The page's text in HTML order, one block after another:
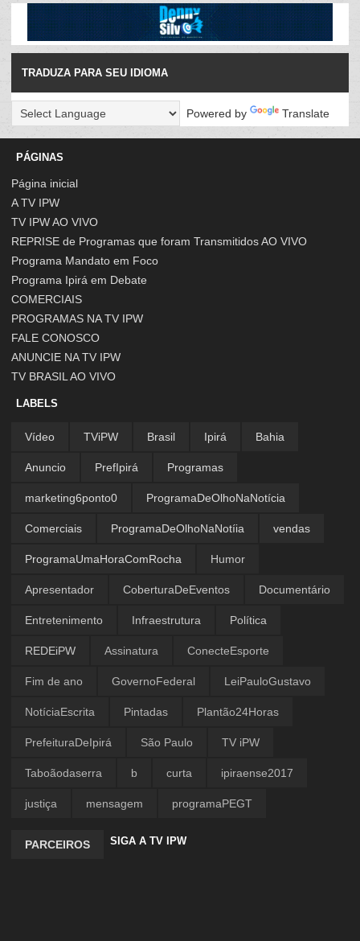
TRADUZA PARA SEU IDIOMA
Powered by Translate
PÁGINAS
Página inicial
A TV IPW
TV IPW AO VIVO
REPRISE de Programas que foram Transmitidos AO VIVO
Programa Mandato em Foco
Programa Ipirá em Debate
COMERCIAIS
PROGRAMAS NA TV IPW
FALE CONOSCO
ANUNCIE NA TV IPW
TV BRASIL AO VIVO
LABELS
Vídeo TViPW Brasil Ipirá Bahia
Anuncio PrefIpirá Programas
marketing6ponto0 ProgramaDeOlhoNaNotícia
Comerciais ProgramaDeOlhoNaNotíia vendas
ProgramaUmaHoraComRocha Humor
Apresentador CoberturaDeEventos Documentário
Entretenimento Infraestrutura Política
REDEiPW Assinatura ConecteEsporte
Fim de ano GovernoFederal LeiPauloGustavo
NotíciaEscrita Pintadas Plantão24Horas
PrefeituraDeIpirá São Paulo TV iPW
Taboãodaserra b curta ipiraense2017
justiça mensagem programaPEGT
PARCEIROS SIGA A TV IPW